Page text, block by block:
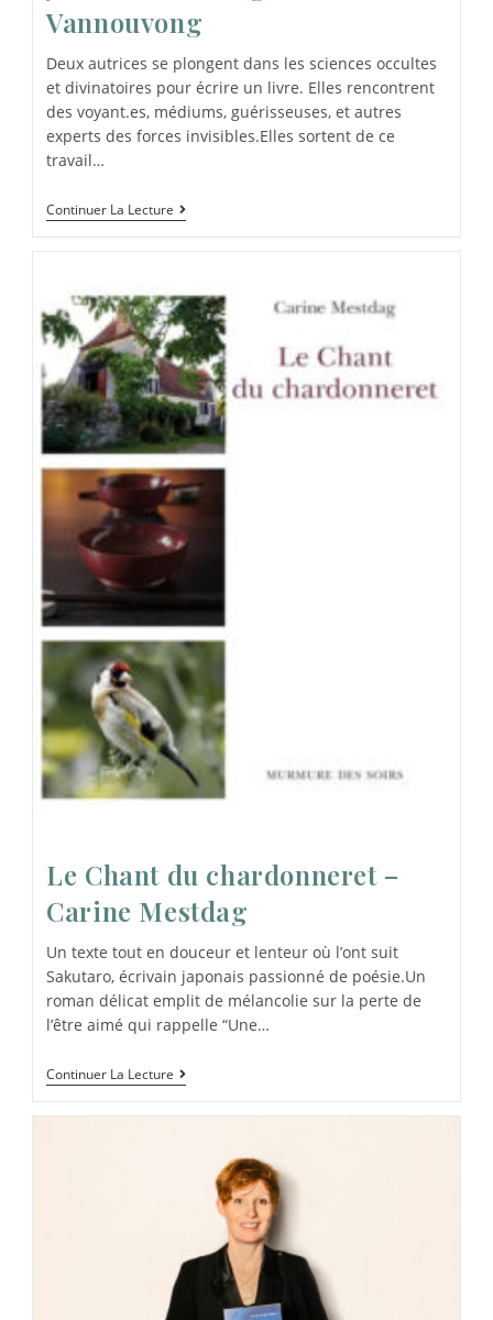
Vannouvong
Deux autrices se plongent dans les sciences occultes
et divinatoires pour écrire un livre. Elles rencontrent
des voyant.es, médiums, guérisseuses, et autres
experts des forces invisibles.Elles sortent de ce
travail…
Continuer La Lecture
Le Chant du chardonneret –
Carine Mestdag
Un texte tout en douceur et lenteur où l’ont suit
Sakutaro, écrivain japonais passionné de poésie.Un
roman délicat emplit de mélancolie sur la perte de
l’être aimé qui rappelle “Une…
Continuer La Lecture